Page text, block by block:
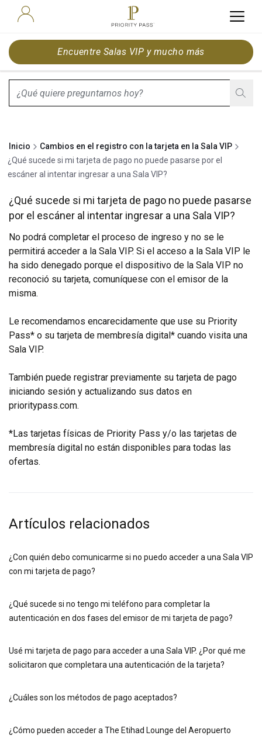
Encuentre Salas VIP y mucho más
Inicio
Cambios en el registro con la tarjeta en la Sala VIP
¿Qué sucede si mi tarjeta de pago no puede pasarse por el
escáner al intentar ingresar a una Sala VIP?
¿Qué sucede si mi tarjeta de pago no puede pasarse
por el escáner al intentar ingresar a una Sala VIP?
No podrá completar el proceso de ingreso y no se le
permitirá acceder a la Sala VIP. Si el acceso a la Sala VIP le
ha sido denegado porque el dispositivo de la Sala VIP no
reconoció su tarjeta, comuníquese con el emisor de la
misma.
Le recomendamos encarecidamente que use su Priority
Pass* o su tarjeta de membresía digital* cuando visita una
Sala VIP.
También puede registrar previamente su tarjeta de pago
iniciando sesión y actualizando sus datos en
prioritypass.com.
*Las tarjetas físicas de Priority Pass y/o las tarjetas de
membresía digital no están disponibles para todas las
ofertas.
Artículos relacionados
¿Con quién debo comunicarme si no puedo acceder a una Sala VIP
con mi tarjeta de pago?
¿Qué sucede si no tengo mi teléfono para completar la
autenticación en dos fases del emisor de mi tarjeta de pago?
Usé mi tarjeta de pago para acceder a una Sala VIP. ¿Por qué me
solicitaron que completara una autenticación de la tarjeta?
¿Cuáles son los métodos de pago aceptados?
¿Cómo pueden acceder a The Etihad Lounge del Aeropuerto